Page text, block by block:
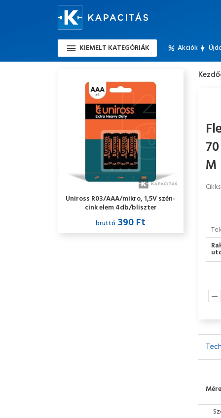
KIEMELT KATEGÓRIÁK Akciók
Uniross R03/AAA/mikro, 1,5V szén-
cink elem 4db/bliszter
bruttó 390 Ft
M